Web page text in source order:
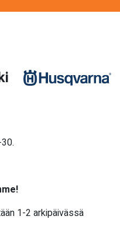
1-2 arkipäivässä